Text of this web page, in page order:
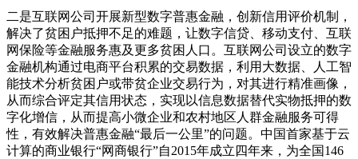
二是互联网公司开展新型数字普惠金融，创新信用评价机制，
解决了贫困户抵押不足的难题，让数字信贷、移动支付、互联
网保险等金融服务惠及更多贫困人口。互联网公司设立的数字
金融机构通过电商平台积累的交易数据，利用大数据、人工智
能技术分析贫困户或带贫企业交易行为，对其进行精准画像，
从而综合评定其信用状态，实现以信息数据替代实物抵押的数
字化增信，从而提高小微企业和农村地区人群金融服务可得
性，有效解决普惠金融“最后一公里”的问题。中国首家基于云
计算的商业银行“网商银行”自2015年成立四年来，为全国146